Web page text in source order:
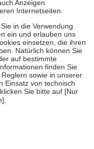
eigene Gesundheit zu
zu unterstützen,
18. Lebensjahr
die von der
um echte Bewertungen